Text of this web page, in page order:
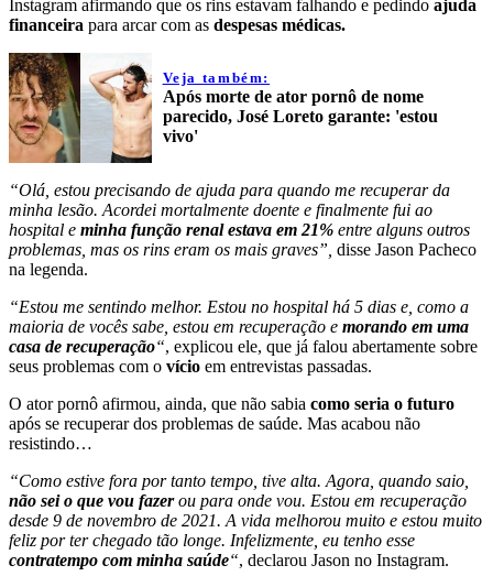
Instagram afirmando que os rins estavam falhando e pedindo ajuda
financeira para arcar com as despesas médicas.
Veja também:
Após morte de ator pornô de nome
parecido, José Loreto garante: 'estou
vivo'
“Olá, estou precisando de ajuda para quando me recuperar da
minha lesão. Acordei mortalmente doente e finalmente fui ao
hospital e minha função renal estava em 21% entre alguns outros
problemas, mas os rins eram os mais graves”, disse Jason Pacheco
na legenda.
“Estou me sentindo melhor. Estou no hospital há 5 dias e, como a
maioria de vocês sabe, estou em recuperação e morando em uma
casa de recuperação“, explicou ele, que já falou abertamente sobre
seus problemas com o vício em entrevistas passadas.
O ator pornô afirmou, ainda, que não sabia como seria o futuro
após se recuperar dos problemas de saúde. Mas acabou não
resistindo…
“Como estive fora por tanto tempo, tive alta. Agora, quando saio,
não sei o que vou fazerou para onde vou. Estou em recuperação
desde 9 de novembro de 2021. A vida melhorou muito e estou muito
feliz por ter chegado tão longe. Infelizmente, eu tenho esse
contratempo com minha saúde“, declarou Jason no Instagram.